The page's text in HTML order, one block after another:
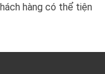
hàng có thể tiện